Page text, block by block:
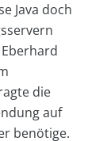
Java doch
die
auf
benötige.